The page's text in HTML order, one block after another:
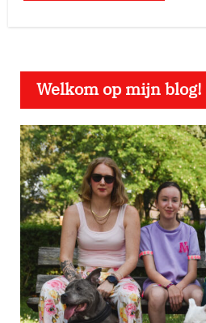
Welkom op mijn blog!